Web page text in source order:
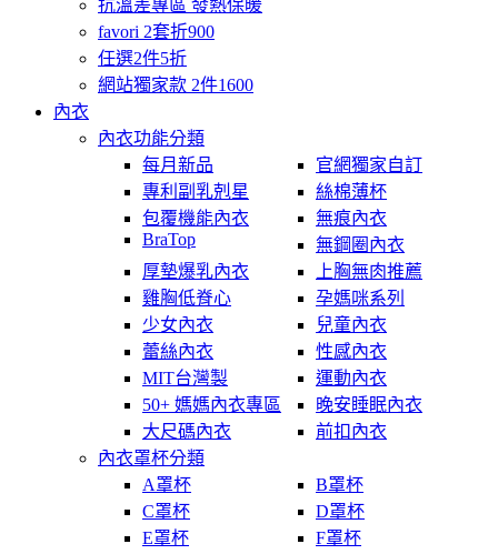
抗溫差專區 發熱保暖
favori 2套折900
任選2件5折
網站獨家款 2件1600
內衣
內衣功能分類
每月新品
官網獨家自訂
專利副乳剋星
絲棉薄杯
包覆機能內衣
無痕內衣
BraTop
無鋼圈內衣
厚墊爆乳內衣
上胸無肉推薦
雞胸低脊心
孕媽咪系列
少女內衣
兒童內衣
蕾絲內衣
性感內衣
MIT台灣製
運動內衣
50+ 媽媽內衣專區
晚安睡眠內衣
大尺碼內衣
前扣內衣
內衣罩杯分類
A罩杯
B罩杯
C罩杯
D罩杯
E罩杯
F罩杯